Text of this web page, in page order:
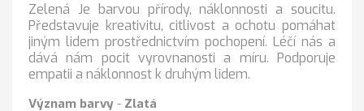
Zelená Je barvou přírody, náklonnosti a soucitu.
Představuje kreativitu, citlivost a ochotu pomáhat
jiným lidem prostřednictvím pochopení. Léčí nás a
dává nám pocit vyrovnanosti a míru. Podporuje
empatii a náklonnost k druhým lidem.
Význam barvy - Zlatá